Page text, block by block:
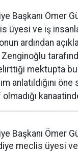
Başkanı Ömer
üyesi ve iş
ardından
mektupta
anlatıldığını
Başkanı Ömer
meclis üyesi